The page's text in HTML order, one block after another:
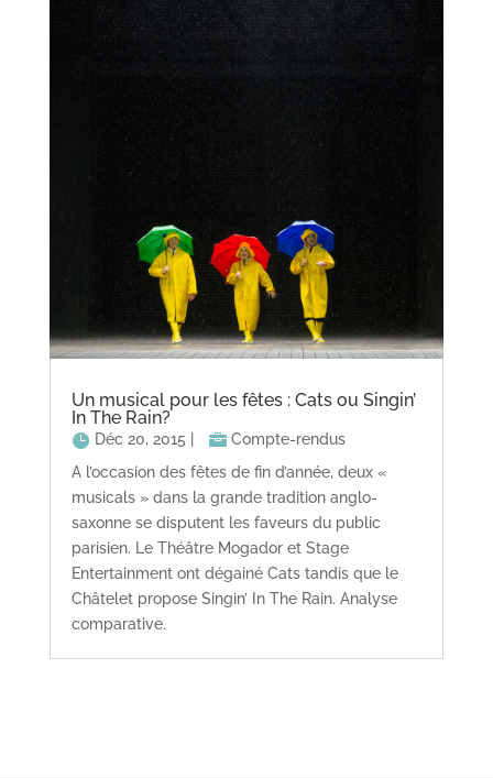
Un musical pour les fêtes : Cats ou Singin’
In The Rain?
Déc 20, 2015
Compte-rendus
A l’occasion des fêtes de fin d’année, deux «
musicals » dans la grande tradition anglo-
saxonne se disputent les faveurs du public
parisien. Le Théâtre Mogador et Stage
Entertainment ont dégainé Cats tandis que le
Châtelet propose Singin’ In The Rain. Analyse
comparative.